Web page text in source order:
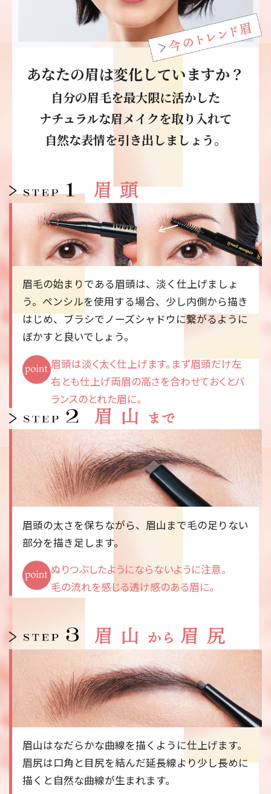
あなたの眉は変化していますか？
自分の眉毛を最大限に活かした
ナチュラルな眉メイクを取り入れて
自然な表情を引き出しましょう。
眉毛の始まりである眉頭は、淡く仕上げましょ
う。ペンシルを使用する場合、少し内側から描き
はじめ、ブラシでノーズシャドウに繋がるように
ぼかすと良いでしょう。
眉頭は淡く太く仕上げます。まず眉頭だけ左
右とも仕上げ両眉の高さを合わせておくとバ
ランスのとれた眉に。
眉頭の太さを保ちながら、眉山まで毛の足りない
部分を描き足します。
ぬりつぶしたようにならないように注意。
毛の流れを感じる透け感のある眉に。
眉山はなだらかな曲線を描くように仕上げます。
眉尻は口角と目尻を結んだ延長線より少し長めに
描くと自然な曲線が生まれます。